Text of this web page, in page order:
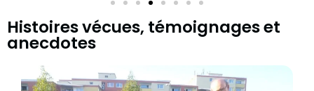
Histoires vécues, témoignages et
anecdotes